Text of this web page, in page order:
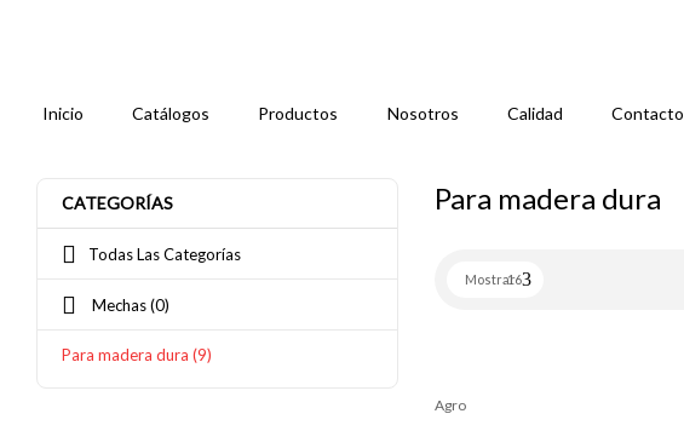
Inicio Catálogos Productos Nosotros Calidad Contacto
CATEGORÍAS
Todas Las Categorías
Mechas(0)
Para madera dura (9)
Para madera dura
Mostrar16
Agro